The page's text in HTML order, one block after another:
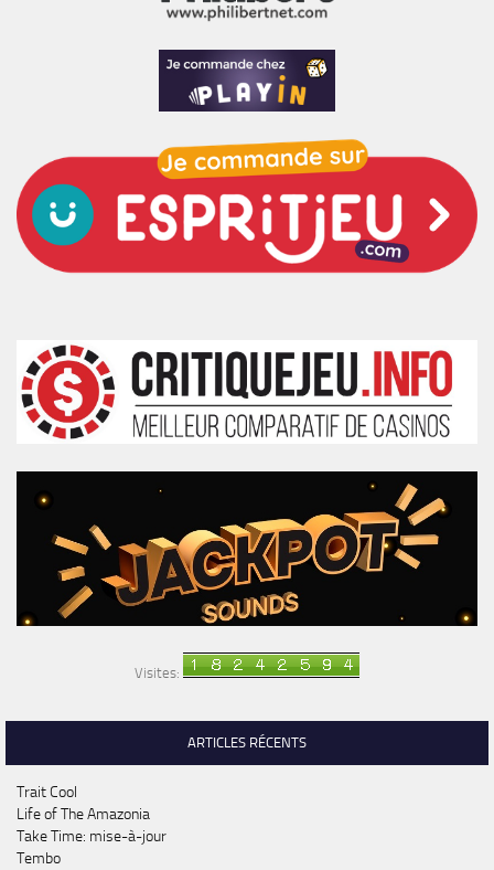
Visites:
ARTICLES RÉCENTS
Trait Cool
Life of The Amazonia
Take Time: mise-à-jour
Tembo